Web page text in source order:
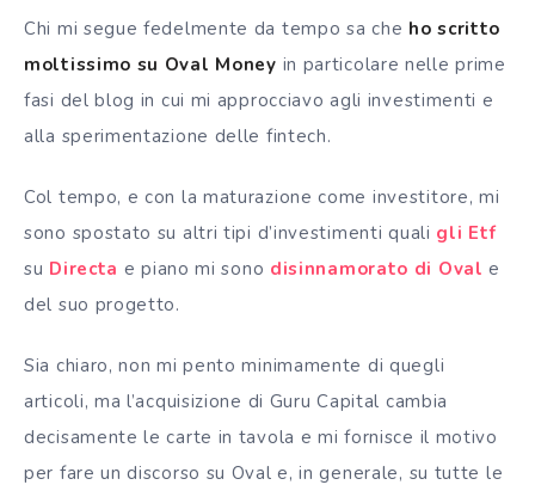
Chi mi segue fedelmente da tempo sa che ho scritto
moltissimo su Oval Money in particolare nelle prime
fasi del blog in cui mi approcciavo agli investimenti e
alla sperimentazione delle fintech.
Col tempo, e con la maturazione come investitore, mi
sono spostato su altri tipi d’investimenti quali gli Etf
su Directa e piano mi sono disinnamorato di Oval e
del suo progetto.
Sia chiaro, non mi pento minimamente di quegli
articoli, ma l’acquisizione di Guru Capital cambia
decisamente le carte in tavola e mi fornisce il motivo
per fare un discorso su Oval e, in generale, su tutte le